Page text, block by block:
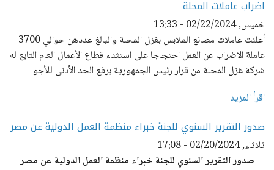
اضراب عاملات المحلة
خميس, 02/22/2024 - 13:33
أعلنت عاملات مصانع الملابس بغزل المحلة والبالغ عددهن حوالي 3700
عاملة الاضراب عن العمل احتجاجا على استثناء قطاع الأعمال العام التابع له
شركة غزل المحلة من قرار رئيس الجمهورية برفع الحد الأدنى للأجو
اقرأ المزيد
صدور التقرير السنوي للجنة خبراء منظمة العمل الدولية عن مصر
ثلاثاء, 02/20/2024 - 17:08
صدور التقرير السنوي للجنة خبراء منظمة العمل الدولية عن مصر